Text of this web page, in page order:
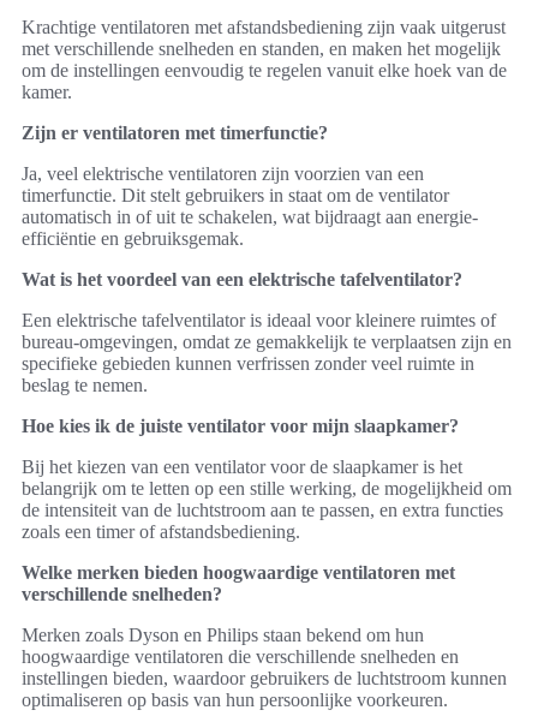
Krachtige ventilatoren met afstandsbediening zijn vaak uitgerust
met verschillende snelheden en standen, en maken het mogelijk
om de instellingen eenvoudig te regelen vanuit elke hoek van de
kamer.
Zijn er ventilatoren met timerfunctie?
Ja, veel elektrische ventilatoren zijn voorzien van een
timerfunctie. Dit stelt gebruikers in staat om de ventilator
automatisch in of uit te schakelen, wat bijdraagt aan energie-
efficiëntie en gebruiksgemak.
Wat is het voordeel van een elektrische tafelventilator?
Een elektrische tafelventilator is ideaal voor kleinere ruimtes of
bureau-omgevingen, omdat ze gemakkelijk te verplaatsen zijn en
specifieke gebieden kunnen verfrissen zonder veel ruimte in
beslag te nemen.
Hoe kies ik de juiste ventilator voor mijn slaapkamer?
Bij het kiezen van een ventilator voor de slaapkamer is het
belangrijk om te letten op een stille werking, de mogelijkheid om
de intensiteit van de luchtstroom aan te passen, en extra functies
zoals een timer of afstandsbediening.
Welke merken bieden hoogwaardige ventilatoren met
verschillende snelheden?
Merken zoals Dyson en Philips staan bekend om hun
hoogwaardige ventilatoren die verschillende snelheden en
instellingen bieden, waardoor gebruikers de luchtstroom kunnen
optimaliseren op basis van hun persoonlijke voorkeuren.